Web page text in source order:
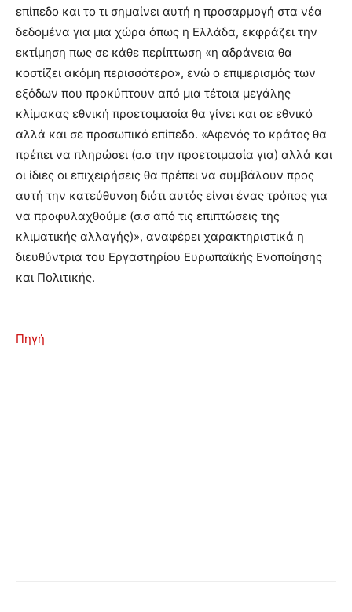
επίπεδο και το τι σημαίνει αυτή η προσαρμογή στα νέα
δεδομένα για μια χώρα όπως η Ελλάδα, εκφράζει την
εκτίμηση πως σε κάθε περίπτωση «η αδράνεια θα
κοστίζει ακόμη περισσότερο», ενώ ο επιμερισμός των
εξόδων που προκύπτουν από μια τέτοια μεγάλης
κλίμακας εθνική προετοιμασία θα γίνει και σε εθνικό
αλλά και σε προσωπικό επίπεδο. «Αφενός το κράτος θα
πρέπει να πληρώσει (σ.σ την προετοιμασία για) αλλά και
οι ίδιες οι επιχειρήσεις θα πρέπει να συμβάλουν προς
αυτή την κατεύθυνση διότι αυτός είναι ένας τρόπος για
να προφυλαχθούμε (σ.σ από τις επιπτώσεις της
κλιματικής αλλαγής)», αναφέρει χαρακτηριστικά η
διευθύντρια του Εργαστηρίου Ευρωπαϊκής Ενοποίησης
και Πολιτικής.
Πηγή